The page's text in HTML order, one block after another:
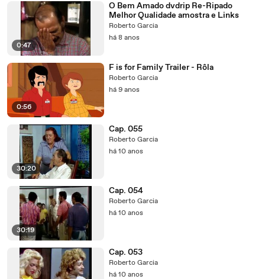
0:47
O Bem Amado dvdrip Re-Ripado
Melhor Qualidade amostra e Links
Roberto Garcia
há 8 anos
0:56
F is for Family Trailer - Rôla
Roberto Garcia
há 9 anos
30:20
Cap. 055
Roberto Garcia
há 10 anos
30:19
Cap. 054
Roberto Garcia
há 10 anos
Cap. 053
Roberto Garcia
há 10 anos